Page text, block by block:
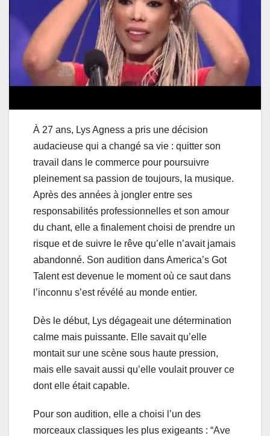
À 27 ans, Lys Agness a pris une décision
audacieuse qui a changé sa vie : quitter son
travail dans le commerce pour poursuivre
pleinement sa passion de toujours, la musique.
Après des années à jongler entre ses
responsabilités professionnelles et son amour
du chant, elle a finalement choisi de prendre un
risque et de suivre le rêve qu’elle n’avait jamais
abandonné. Son audition dans America’s Got
Talent est devenue le moment où ce saut dans
l’inconnu s’est révélé au monde entier.
Dès le début, Lys dégageait une détermination
calme mais puissante. Elle savait qu’elle
montait sur une scène sous haute pression,
mais elle savait aussi qu’elle voulait prouver ce
dont elle était capable.
Pour son audition, elle a choisi l’un des
morceaux classiques les plus exigeants : “Ave